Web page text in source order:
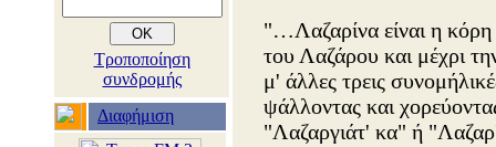
Τροποποίηση
συνδρομής
Διαφήμιση
"…Λαζαρίνα είναι η
του Λαζάρου και μέχρι
μ' άλλες τρεις
ψάλλοντας και
"Λαζαργιάτ' κα" ή